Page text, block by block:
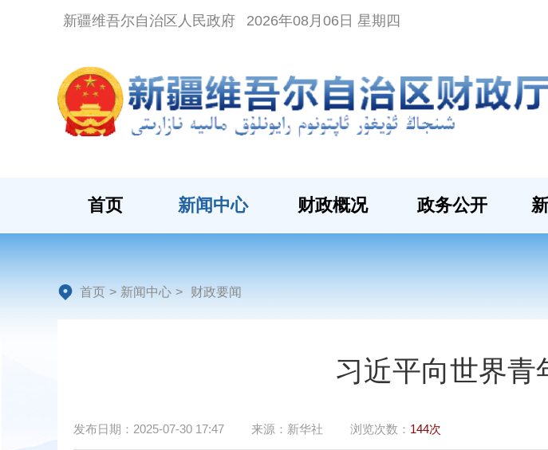
新疆维吾尔自治区人民政府 2026年08月06日 星期四
首页 新闻中心 财政概况 政务公开
首页 > 新闻中心 > 财政要闻
习近平向世界青
发布日期： 2025-07-30 17:47 来源： 新华社 浏览次数： 144次